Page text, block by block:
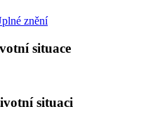
znění
situace
situaci